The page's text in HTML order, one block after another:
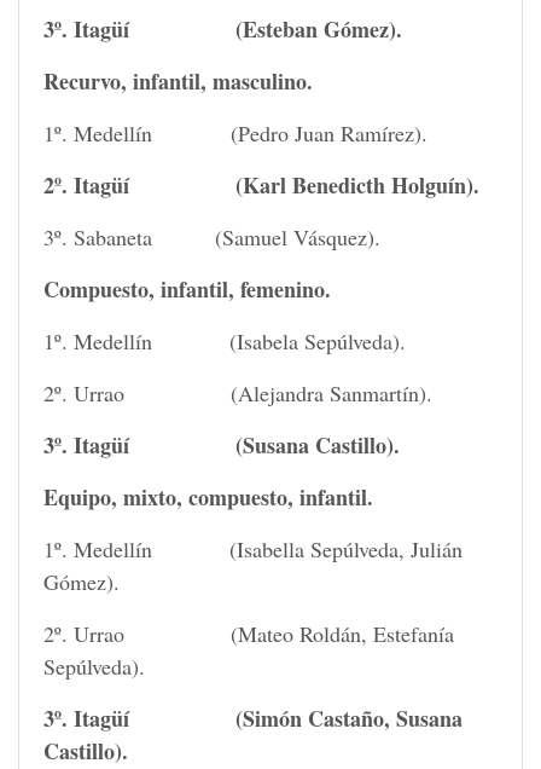
3º. Itagüí (Esteban Gómez).
Recurvo, infantil, masculino.
1º. Medellín (Pedro Juan Ramírez).
2º. Itagüí (Karl Benedicth Holguín).
3º. Sabaneta (Samuel Vásquez).
Compuesto, infantil, femenino.
1º. Medellín (Isabela Sepúlveda).
2º. Urrao (Alejandra Sanmartín).
3º. Itagüí (Susana Castillo).
Equipo, mixto, compuesto, infantil.
1º. Medellín (Isabella Sepúlveda, Julián
Gómez).
2º. Urrao (Mateo Roldán, Estefanía
Sepúlveda).
3º. Itagüí (Simón Castaño, Susana
Castillo).